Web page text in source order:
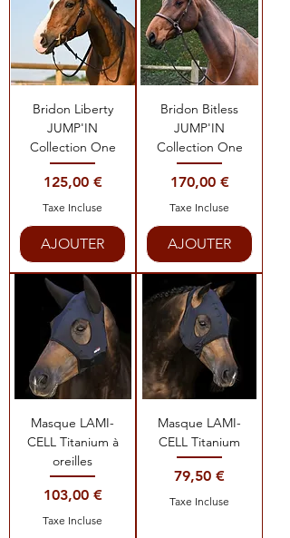
Bridon Liberty
JUMP'IN
Collection One
Prix
125,00 €
Taxe Incluse
AJOUTER
Bridon Bitless
JUMP'IN
Collection One
Prix
170,00 €
Taxe Incluse
AJOUTER
Masque LAMI-
CELL Titanium à
oreilles
Prix
103,00 €
Taxe Incluse
Masque LAMI-
CELL Titanium
Prix
79,50 €
Taxe Incluse